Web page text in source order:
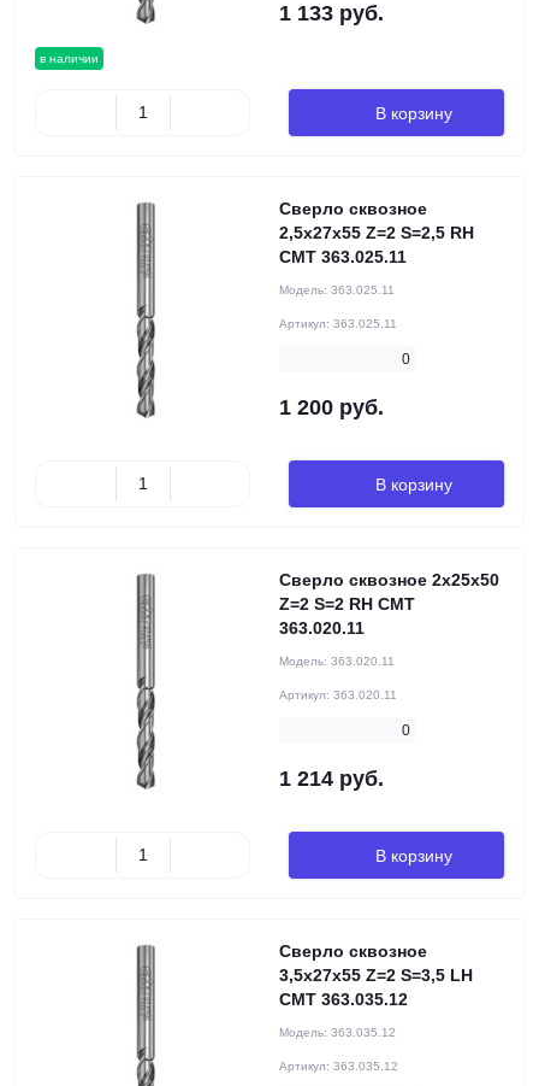
в наличии
1 133 руб.
В корзину
Сверло сквозное
2,5x27x55 Z=2 S=2,5 RH
CMT 363.025.11
Модель: 363.025.11
Артикул: 363.025.11
0
1 200 руб.
В корзину
Сверло сквозное 2x25x50
Z=2 S=2 RH CMT
363.020.11
Модель: 363.020.11
Артикул: 363.020.11
0
1 214 руб.
В корзину
Сверло сквозное
3,5x27x55 Z=2 S=3,5 LH
CMT 363.035.12
Модель: 363.035.12
Артикул: 363.035.12